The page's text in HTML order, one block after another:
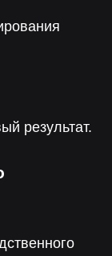
результат.